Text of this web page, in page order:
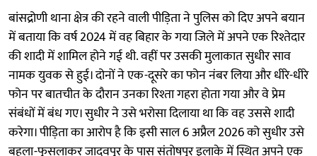
बांसद्रोणी थाना क्षेत्र की रहने वाली पीड़िता ने पुलिस को दिए अपने बयान
में बताया कि वर्ष 2024 में वह बिहार के गया जिले में अपने एक रिश्तेदार
की शादी में शामिल होने गई थी. वहीं पर उसकी मुलाकात सुधीर साव
नामक युवक से हुई। दोनों ने एक-दूसरे का फोन नंबर लिया और धीरे-धीरे
फोन पर बातचीत के दौरान उनका रिश्ता गहरा होता गया और वे प्रेम
संबंधों में बंध गए। सुधीर ने उसे भरोसा दिलाया था कि वह उससे शादी
करेगा। पीड़िता का आरोप है कि इसी साल 6 अप्रैल 2026 को सुधीर उसे
बहला-फुसलाकर जादवपुर के पास संतोषपुर इलाके में स्थित अपने एक